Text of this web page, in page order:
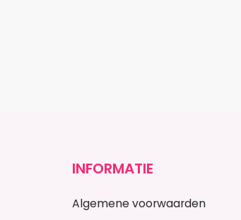
INFORMATIE
Algemene voorwaarden